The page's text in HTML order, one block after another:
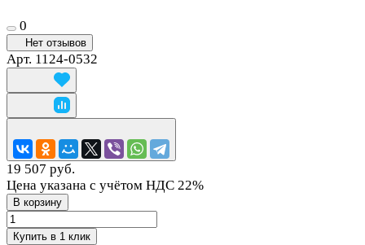
0
Нет отзывов
Арт. 1124-0532
19 507 руб.
Цена указана с учётом НДС 22%
В корзину
Купить в 1 клик